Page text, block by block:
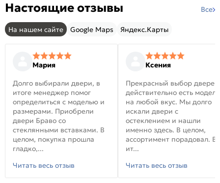
Настоящие отзывы Все
На нашем сайте Google Maps Яндекс.Карты
Мария
Долго выбирали двери, в
итоге менеджер помог
определиться с моделью и
размерами. Приобрели
двери Браво со
стеклянными вставками. В
целом, покупка прошла
гладко,...
Читать весь отзыв
Ксения
Прекрасный выбор
действительно есть модели
на любой вкус. Мы долго
искали двери с
остеклением и нашли
именно здесь. В целом,
ассортимент порадовал. В
ит...
Читать весь отзыв